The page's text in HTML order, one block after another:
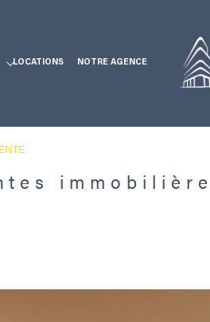
LOCATIONS NOTRE AGENCE